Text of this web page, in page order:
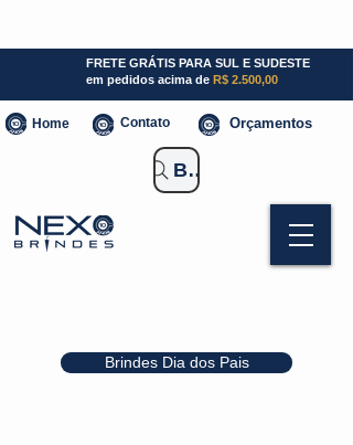
Brindes Dia dos Pais
FRETE GRÁTIS PARA SUL E SUDESTE
em pedidos acima de R$ 2.500,00
Home Contato Orçamentos
Buscar Brindes